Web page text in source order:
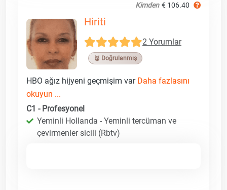
Kimden € 106.40
Hiriti
2 Yorumlar
🥉 Doğrulanmış
HBO ağız hijyeni geçmişim var Daha fazlasını
okuyun ...
C1 - Profesyonel
Yeminli Hollanda - Yeminli tercüman ve
çevirmenler sicili (Rbtv)